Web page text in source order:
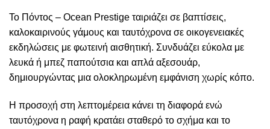
Το Πόντος – Ocean Prestige ταιριάζει σε βαπτίσεις,
καλοκαιρινούς γάμους και ταυτόχρονα σε οικογενειακές
εκδηλώσεις με φωτεινή αισθητική. Συνδυάζει εύκολα με
λευκά ή μπεζ παπούτσια και απλά αξεσουάρ,
δημιουργώντας μια ολοκληρωμένη εμφάνιση χωρίς κόπο.
Η προσοχή στη λεπτομέρεια κάνει τη διαφορά ενώ
ταυτόχρονα η ραφή κρατάει σταθερό το σχήμα και το